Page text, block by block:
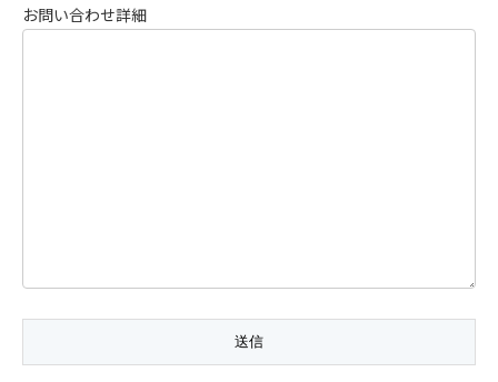
お問い合わせ詳細